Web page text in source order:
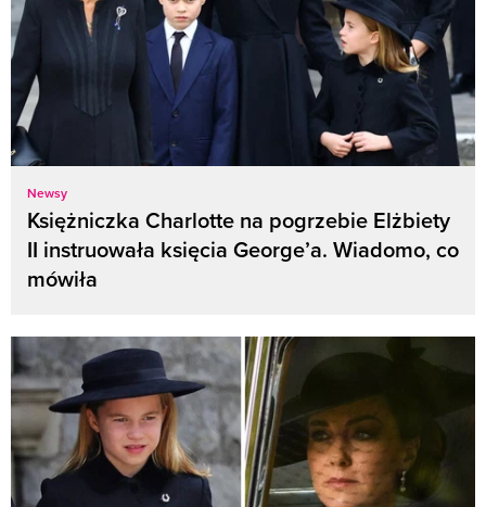
Newsy
Księżniczka Charlotte na pogrzebie Elżbiety
II instruowała księcia George’a. Wiadomo, co
mówiła